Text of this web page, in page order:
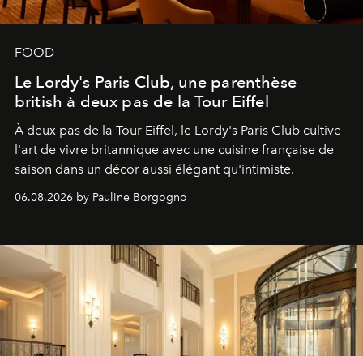
FOOD
Le Lordy's Paris Club, une parenthèse
british à deux pas de la Tour Eiffel
À deux pas de la Tour Eiffel, le Lordy's Paris Club cultive
l'art de vivre britannique avec une cuisine française de
saison dans un décor aussi élégant qu'intimiste.
06.08.2026 by Pauline Borgogno